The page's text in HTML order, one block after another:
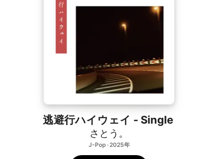
新着おすすめ
逃避行ハイウェイ - Single
さとう。
J-Pop · 2025年